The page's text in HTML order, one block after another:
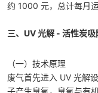
约 1000 元，总计每月
三、UV 光解 - 活性炭
（一）技术原理
废气首先进入 UV 光解
子产生臭氧，臭氧与有